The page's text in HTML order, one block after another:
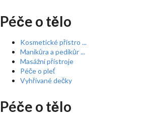
Péče o tělo
Kosmetické přístro ...
Manikůra a pedikůr ...
Masážní přístroje
Péče o pleť
Vyhřívané dečky
Péče o tělo